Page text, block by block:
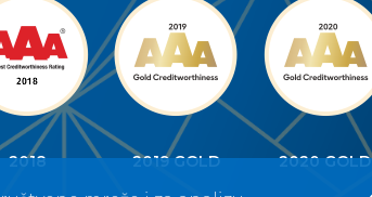
2018 2019 GOLD 2020 GOLD